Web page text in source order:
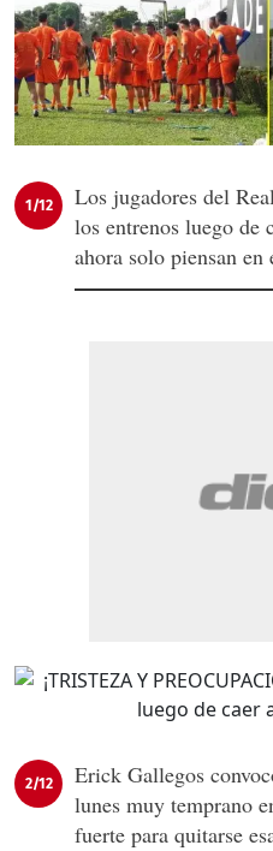
1/12
Los jugadores del
los entrenos luego de
ahora solo piensan en
2/12
Erick Gallegos
lunes muy temprano
fuerte para quitarse